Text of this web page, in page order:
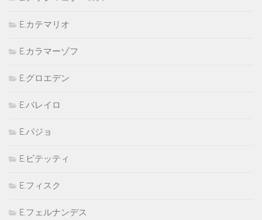
E.カテマリオ
E.カラマーゾフ
E.グロエデン
E.バレイロ
E.パジョ
E.ビテッティ
E.フィスク
E.フェルナンデス